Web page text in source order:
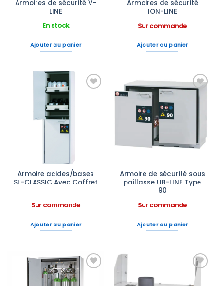
Armoires de sécurité V-
LINE
En stock
Ajouter au panier
Armoires de sécurité
ION-LINE
Sur commande
Ajouter au panier
Armoire acides/bases
SL-CLASSIC Avec Coffret
Sur commande
Ajouter au panier
Armoire de sécurité sous
paillasse UB-LINE Type
90
Sur commande
Ajouter au panier